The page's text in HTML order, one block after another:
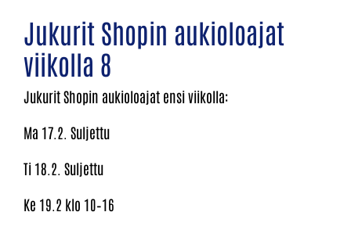
Jukurit Shopin aukioloajat
viikolla 8
Jukurit Shopin aukioloajat ensi viikolla:
Ma 17.2. Suljettu
Ti 18.2. Suljettu
Ke 19.2 klo 10–16